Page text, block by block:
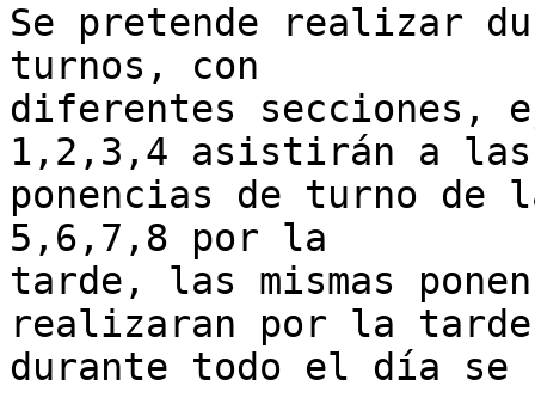
Se pretende realizar
turnos, con
diferentes secciones,
1,2,3,4 asistirán a las
ponencias de turno de
5,6,7,8 por la
tarde, las mismas
realizaran por la
durante todo el día se